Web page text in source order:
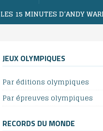
LES 15 MINUTES D’ANDY
JEUX OLYMPIQUES
Par éditions olympiques
Par épreuves olympiques
RECORDS DU MONDE